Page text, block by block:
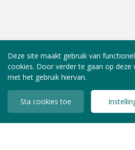
Deze site maakt gebruik van
cookies. Door verder te gaan op deze
met het gebruik hiervan.
Sta cookies toe